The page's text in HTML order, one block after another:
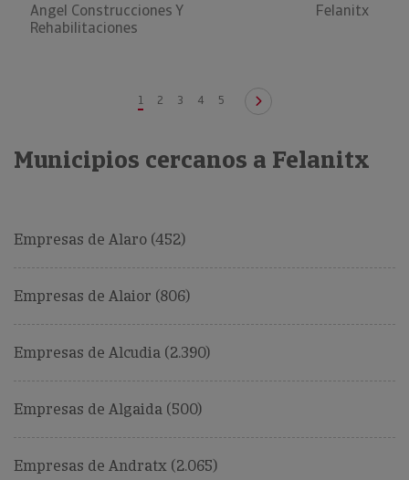
Angel Construcciones Y
Rehabilitaciones
Felanitx
1 2 3 4 5
Municipios cercanos a Felanitx
Empresas de Alaro (452)
Empresas de Alaior (806)
Empresas de Alcudia (2.390)
Empresas de Algaida (500)
Empresas de Andratx (2.065)